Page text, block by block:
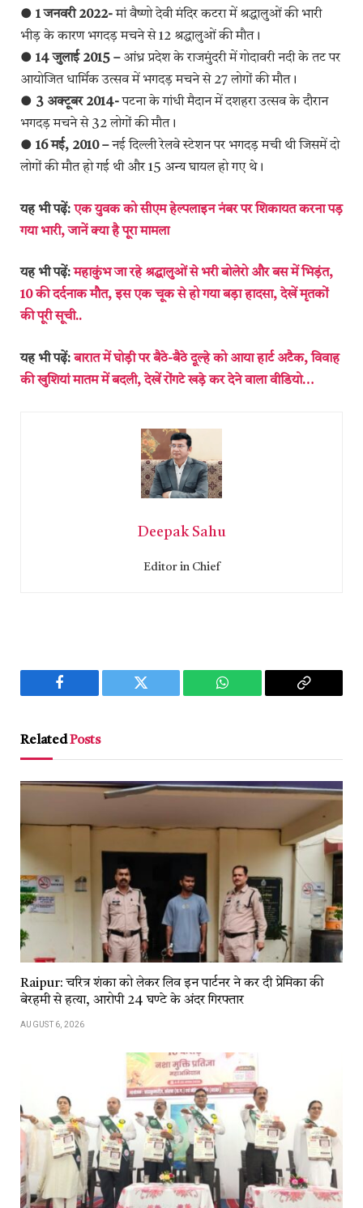
● 1 जनवरी 2022-मां वैष्णो देवी मंदिर कटरा में श्रद्धालुओं की भारी
भीड़ के कारण भगदड़ मचने से 12 श्रद्धालुओं की मौत।
● 14 जुलाई 2015 –आंध्र प्रदेश के राजमुंदरी में गोदावरी नदी के तट पर
आयोजित धार्मिक उत्सव में भगदड़ मचने से 27 लोगों की मौत।
● 3 अक्टूबर 2014-पटना के गांधी मैदान में दशहरा उत्सव के दौरान
भगदड़ मचने से 32 लोगों की मौत।
● 16 मई, 2010 –नई दिल्ली रेलवे स्टेशन पर भगदड़ मची थी जिसमें दो
लोगों की मौत हो गई थी और 15 अन्य घायल हो गए थे।
यह भी पढ़ें: एक युवक को सीएम हेल्पलाइन नंबर पर शिकायत करना पड़
गया भारी, जानें क्या है पूरा मामला
यह भी पढ़ें:महाकुंभ जा रहे श्रद्धालुओं से भरी बोलेरो और बस में भिड़ंत,
10 की दर्दनाक मौत, इस एक चूक से हो गया बड़ा हादसा, देखें मृतकों
की पूरी सूची..
यह भी पढ़ें: बारात में घोड़ी पर बैठे-बैठे दूल्हे को आया हार्ट अटैक, विवाह
की खुशियां मातम में बदली, देखें रोंगटे खड़े कर देने वाला वीडियो…
Deepak Sahu
Editor in Chief
Facebook Twitter WhatsApp
Copy
RelatedPosts
Raipur: चरित्र शंका को लेकर लिव इन पार्टनर ने कर दी प्रेमिका की
बेरहमी से हत्या, आरोपी 24 घण्टे के अंदर गिरफ्तार
AUGUST 6, 2026